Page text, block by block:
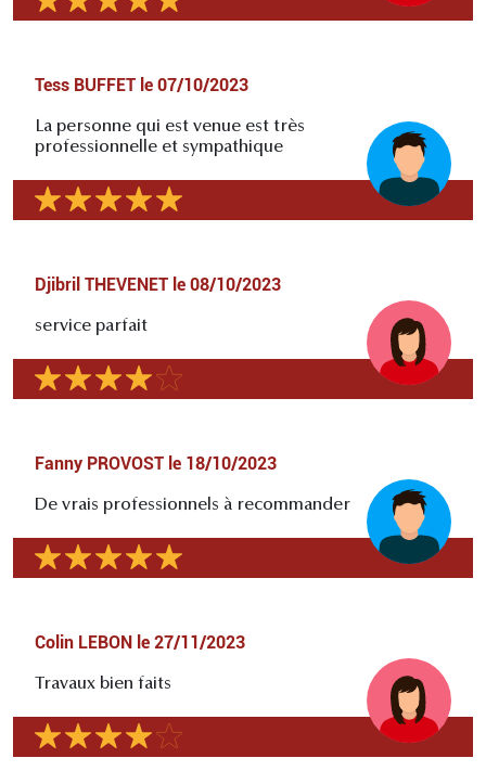
Tess BUFFET le 07/10/2023
La personne qui est venue est très
professionnelle et sympathique
Djibril THEVENET le 08/10/2023
service parfait
Fanny PROVOST le 18/10/2023
De vrais professionnels à recommander
Colin LEBON le 27/11/2023
Travaux bien faits